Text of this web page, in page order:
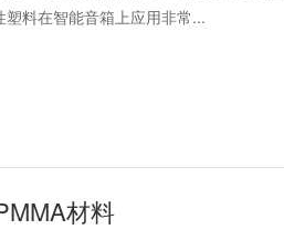
料在智能音箱上应用非常...
材料